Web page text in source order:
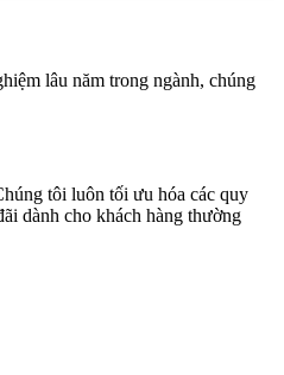
lâu năm trong ngành, chúng
tôi luôn tối ưu hóa các quy
dành cho khách hàng thường